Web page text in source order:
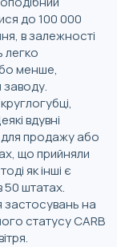
до 100 000
в залежності
легко
менше,
заводу.
вдувні
продажу або
що прийняли
як інші є
50 штатах.
застосувань на
статусу CARB